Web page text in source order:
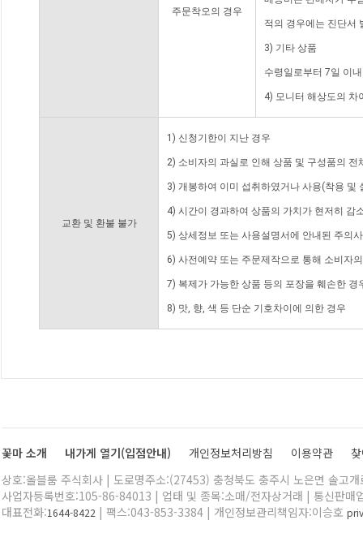
주문착오의 경우
적의 경우에는 진단서
3) 기타 상품
수령일로부터 7일 이
4) 모니터 해상도의 차
교환 및 환불 불가
1) 신청기한이 지난 경우
2) 소비자의 과실로 인해 상품 및 구성품의
3) 개봉하여 이미 섭취하였거나 사용(착용 및
4) 시간이 경과하여 상품의 가치가 현저히 감
5) 상세정보 또는 사용설명서에 안내된 주의
6) 사전예약 또는 주문제작으로 통해 소비자
7) 복제가 가능한 상품 등의 포장을 훼손한 경
8) 맛, 향, 색 등 단순 기호차이에 의한 경우
꽃마 소개 내가게 열기(입점안내) 개인정보처리방침 이용약관
상호:올블룸 주식회사 | 도로명주소:(27453) 충청북도 충주시 노은면 솔고
사업자등록번호:105-86-84013 | 업태 및 종목:소매/전자상거래 | 통신판매
대표전화:1644-8422 | 팩스:043-853-3384 | 개인정보관리책임자:이승호